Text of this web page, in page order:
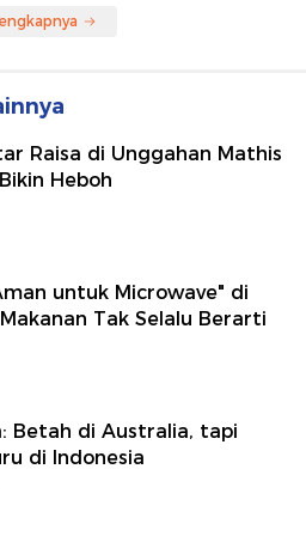
Raisa di Unggahan Mathis
Heboh
untuk Microwave" di
Tak Selalu Berarti
Betah di Australia, tapi
di Indonesia